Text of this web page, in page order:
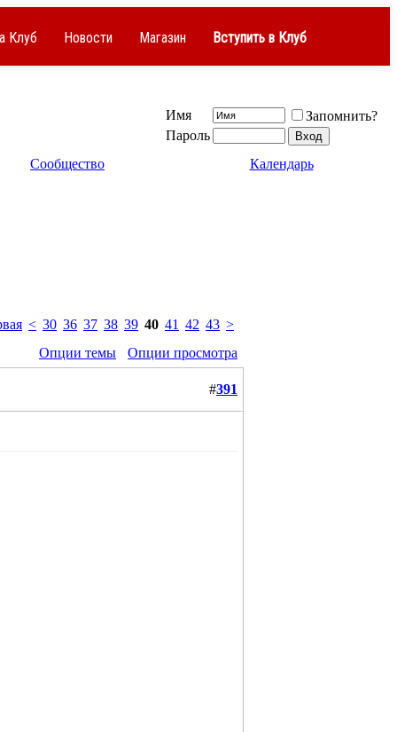
Клуб Новости Магазин Вступить в Клуб
Имя
Запомнить?
Пароль
Сообщество Календарь
< 30 36 37 38 39 40 41 42 43 >
Опции темы
Опции просмотра
#391